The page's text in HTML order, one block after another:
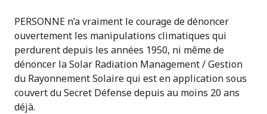
PERSONNE n’a vraiment le courage de dénoncer
ouvertement les manipulations climatiques qui
perdurent depuis les années 1950, ni même de
dénoncer la Solar Radiation Management / Gestion
du Rayonnement Solaire qui est en application sous
couvert du Secret Défense depuis au moins 20 ans
déjà.